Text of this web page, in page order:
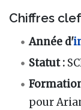
Chiffres
Année d'
Statut :
pour